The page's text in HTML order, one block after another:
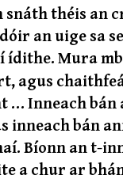
théis an
an uige sa
Mura
agus
… Inneach
inneach bán
Bíonn an t-
a chur ar